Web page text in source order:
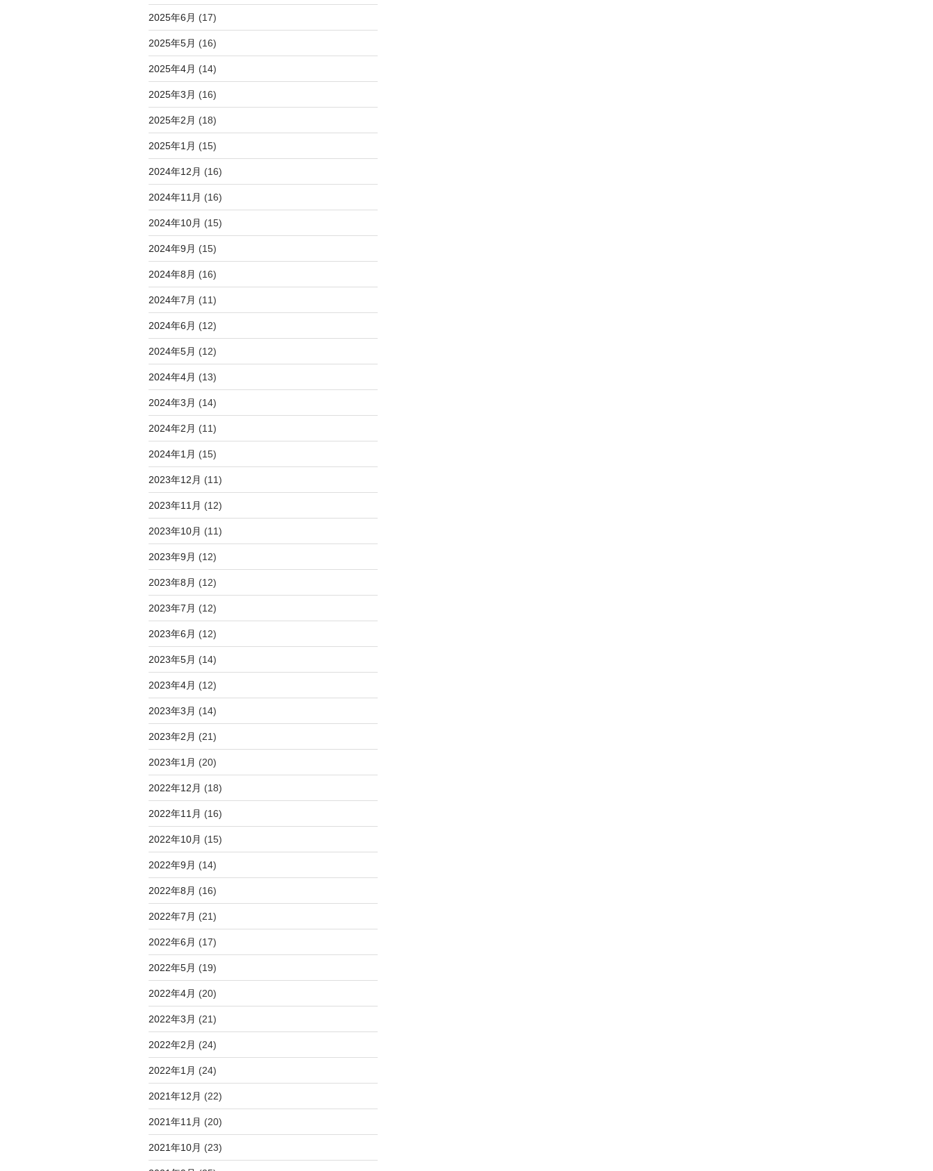
2025年6月 (17)
2025年5月 (16)
2025年4月 (14)
2025年3月 (16)
2025年2月 (18)
2025年1月 (15)
2024年12月 (16)
2024年11月 (16)
2024年10月 (15)
2024年9月 (15)
2024年8月 (16)
2024年7月 (11)
2024年6月 (12)
2024年5月 (12)
2024年4月 (13)
2024年3月 (14)
2024年2月 (11)
2024年1月 (15)
2023年12月 (11)
2023年11月 (12)
2023年10月 (11)
2023年9月 (12)
2023年8月 (12)
2023年7月 (12)
2023年6月 (12)
2023年5月 (14)
2023年4月 (12)
2023年3月 (14)
2023年2月 (21)
2023年1月 (20)
2022年12月 (18)
2022年11月 (16)
2022年10月 (15)
2022年9月 (14)
2022年8月 (16)
2022年7月 (21)
2022年6月 (17)
2022年5月 (19)
2022年4月 (20)
2022年3月 (21)
2022年2月 (24)
2022年1月 (24)
2021年12月 (22)
2021年11月 (20)
2021年10月 (23)